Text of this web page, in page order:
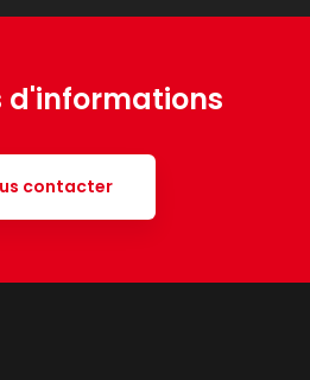
d'informations
contacter